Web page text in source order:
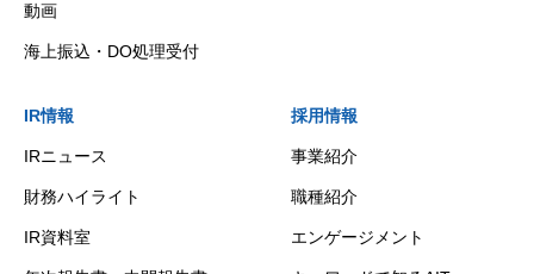
動画
海上振込・DO処理受付
IR情報
IRニュース
財務ハイライト
IR資料室
採用情報
事業紹介
職種紹介
エンゲージメント